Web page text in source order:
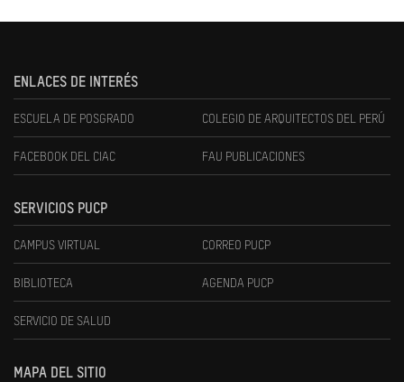
ENLACES DE INTERÉS
ESCUELA DE POSGRADO COLEGIO DE ARQUITECTOS DEL PERÚ
FACEBOOK DEL CIAC FAU PUBLICACIONES
SERVICIOS PUCP
CAMPUS VIRTUAL CORREO PUCP
BIBLIOTECA AGENDA PUCP
SERVICIO DE SALUD
MAPA DEL SITIO